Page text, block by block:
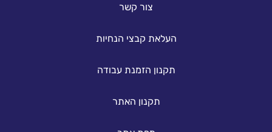
צור קשר
העלאת קבצי הנחיות
תקנון הזמנת עבודה
תקנון האתר